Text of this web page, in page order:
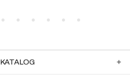
KATALOG